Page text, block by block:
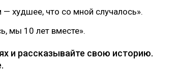
— худшее, что со мной случалось».
мы 10 лет вместе».
и рассказывайте свою историю.